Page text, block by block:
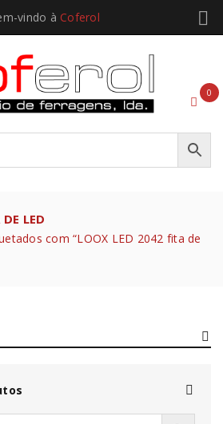
vindo à Coferol
0
LED
com “LOOX LED 2042 fita de